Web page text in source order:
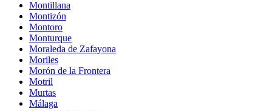
Montillana
Montizón
Montoro
Monturque
Moraleda de Zafayona
Moriles
Morón de la Frontera
Motril
Murtas
Málaga